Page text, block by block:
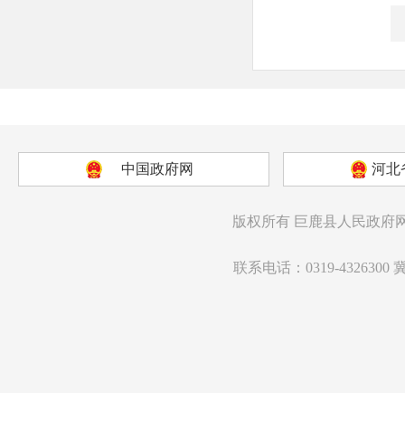
中国政府网 河北
版权所有 巨鹿县人民政府
联系电话：0319-4326300